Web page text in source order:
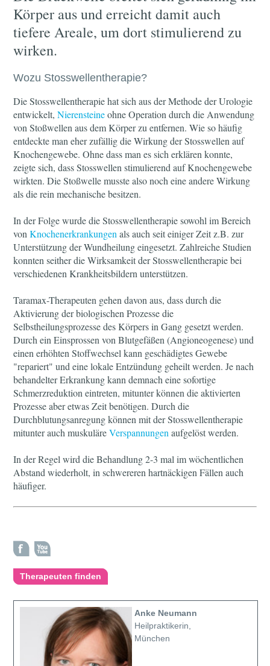
Körper aus und erreicht damit auch
tiefere Areale, um dort stimulierend zu
wirken.
Wozu Stosswellentherapie?
Die Stosswellentherapie hat sich aus der Methode der Urologie
entwickelt,Nierensteineohne Operation durch die Anwendung
von Stoßwellen aus dem Körper zu entfernen. Wie so häufig
entdeckte man eher zufällig die Wirkung der Stosswellen auf
Knochengewebe. Ohne dass man es sich erklären konnte,
zeigte sich, dass Stosswellen stimulierend auf Knochengewebe
wirkten. Die Stoßwelle musste also noch eine andere Wirkung
als die rein mechanische besitzen.
In der Folge wurde die Stosswellentherapie sowohl im Bereich
vonKnochenerkrankungen als auch seit einiger Zeit z.B. zur
Unterstützung der Wundheilung eingesetzt. Zahlreiche Studien
konnten seither die Wirksamkeit der Stosswellentherapie bei
verschiedenen Krankheitsbildern unterstützen.
Taramax-Therapeuten gehen davon aus, dass durch die
Aktivierung der biologischen Prozesse die
Selbstheilungsprozesse des Körpers in Gang gesetzt werden.
Durch ein Einsprossen von Blutgefäßen (Angioneogenese) und
einen erhöhten Stoffwechsel kann geschädigtes Gewebe
"repariert" und eine lokale Entzündung geheilt werden. Je nach
behandelter Erkrankung kann demnach eine sofortige
Schmerzreduktion eintreten, mitunter können die aktivierten
Prozesse aber etwas Zeit benötigen. Durch die
Durchblutungsanregung können mit der Stosswellentherapie
mitunter auch muskuläreVerspannungen aufgelöst werden.
In der Regel wird die Behandlung 2-3 mal im wöchentlichen
Abstand wiederholt, in schwereren hartnäckigen Fällen auch
häufiger.
Therapeuten finden
Anke Neumann
Heilpraktikerin,
München